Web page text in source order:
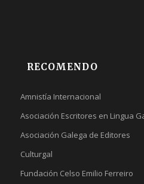
RECOMENDO
Amnistía Internacional
Asociación Escritores en Lingua
Asociación Galega de Editores
Culturgal
Fundación Celso Emilio Ferreiro